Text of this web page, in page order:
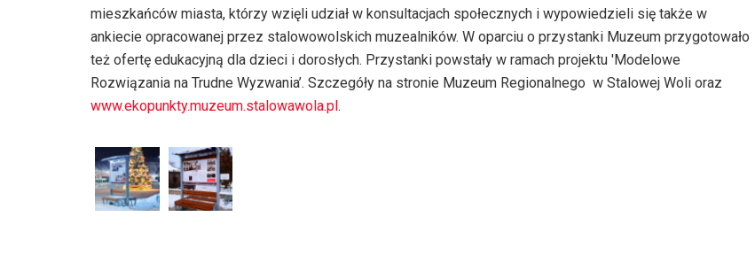
do
dołu
zwiększyć
mieszkańców miasta, którzy wzięli udział w konsultacjach społecznych i wypowiedzieli się także w
ankiecie opracowanej przez stalowowolskich muzealników. W oparciu o przystanki Muzeum przygotowało
też ofertę edukacyjną dla dzieci i dorosłych. Przystanki powstały w ramach projektu 'Modelowe
Rozwiązania na Trudne Wyzwania’. Szczegóły na stronie Muzeum Regionalnego w Stalowej Woli oraz
www.ekopunkty.muzeum.stalowawola.pl.